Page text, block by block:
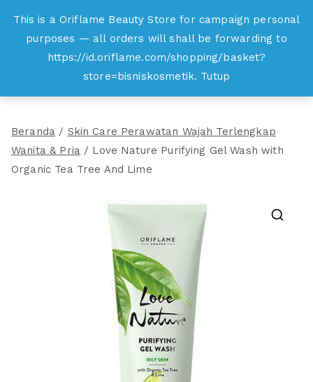
This is a Oriflame Beauty Store for campaign personal
purposes — all orders will shall be forwarding to
https://id.oriflame.com/shopping/basket?
store=bisniskosmetik. Tutup
konten
Oriflame
Belanja Online dan Peluang Usaha Produk
Kecantikan
Beranda / Skin Care Perawatan Wajah Terlengkap
Wanita & Pria / Love Nature Purifying Gel Wash with
Organic Tea Tree And Lime